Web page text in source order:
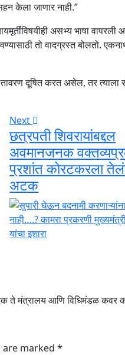
केला जाणार नाही.”
असभ्य भाषा वापरली
तो वादग्रस्त बोलतो.
दूषित करत असेल, तर त्याला
Next
छत्रपती शिवरायांबद्दल
अवमानजनक
प्रशांत कोरटकरला
अटक
ते मंत्रालय आणि विधिमंडळ कवर
are marked *